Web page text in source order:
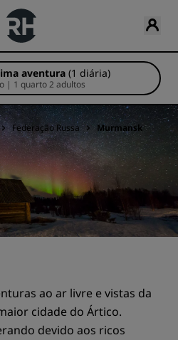
aventura (1 diária)
10 ago - 11 ago | 1 quarto 2 adultos
Federação Russa Murmansk
ao ar livre e vistas da
cidade do Ártico.
devido aos ricos